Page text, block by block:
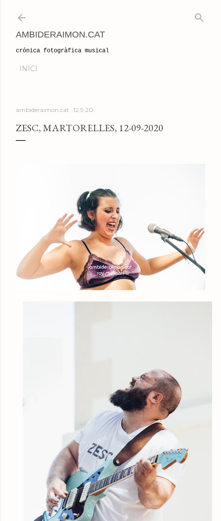
AMBIDERAIMON.CAT
crónica fotogràfica musical
INICI
ambideraimon.cat 12.9.20
ZESC, MARTORELLES, 12-09-2020